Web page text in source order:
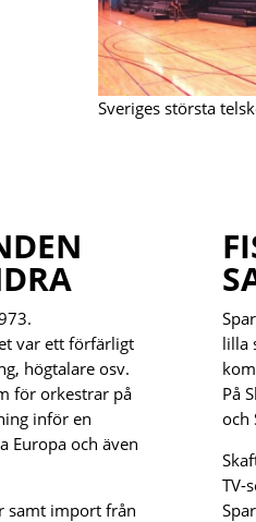
Sveriges största
var ett förfärligt
högtalare osv.
för orkestrar på
inför en
Europa och även
samt import från
lilla
På
och
TV-